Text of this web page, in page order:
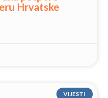
Hrvatske
VIJESTI